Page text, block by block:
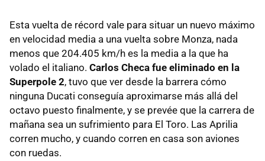
Esta vuelta de récord vale para situar un nuevo máximo
en velocidad media a una vuelta sobre Monza, nada
menos que 204.405 km/h es la media a la que ha
volado el italiano. Carlos Checa fue eliminado en la
Superpole 2, tuvo que ver desde la barrera cómo
ninguna Ducati conseguía aproximarse más allá del
octavo puesto finalmente, y se prevée que la carrera de
mañana sea un sufrimiento para El Toro. Las Aprilia
corren mucho, y cuando corren en casa son aviones
con ruedas.